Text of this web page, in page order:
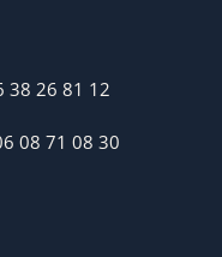
38 26 81 12
08 71 08 30